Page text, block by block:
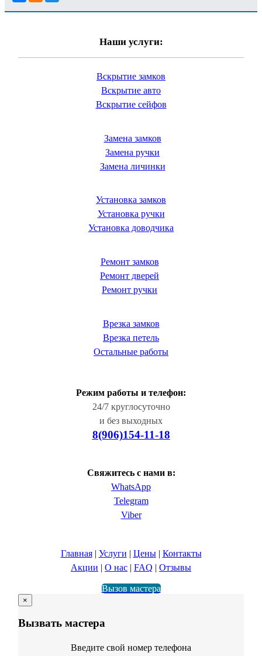
Наши услуги:
Вскрытие замков
Вскрытие авто
Вскрытие сейфов
Замена замков
Замена ручки
Замена личинки
Установка замков
Установка ручки
Установка доводчика
Ремонт замков
Ремонт дверей
Ремонт ручки
Врезка замков
Врезка петель
Остальные работы
Режим работы и телефон:
24/7 круглосуточно
и без выходных
8(906)154-11-18
Свяжитесь с нами в:
WhatsApp
Telegram
Viber
Главная| Услуги | Цены| Контакты
Акции | О нас | FAQ | Отзывы
Вызов мастера
×
Вызвать мастера
Введите свой номер телефона